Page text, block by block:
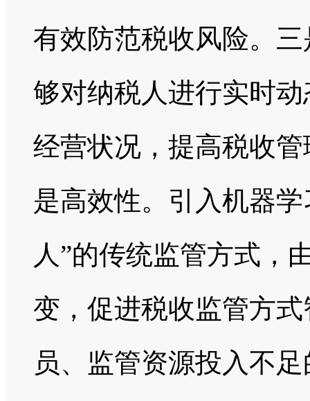
有效防范税收风险。
够对纳税人进行实时
经营状况，提高税收
是高效性。引入机器
人”的传统监管方式，
变，促进税收监管方
员、监管资源投入不